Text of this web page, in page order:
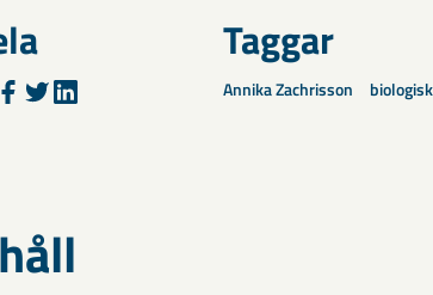
Taggar
Annika Zachrisson